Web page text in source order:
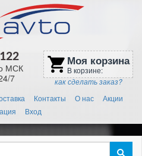
МСК
7
shopping_cart Моя корзина
В корзине:
как сделать заказ?
Контакты О нас
Акции
Вход